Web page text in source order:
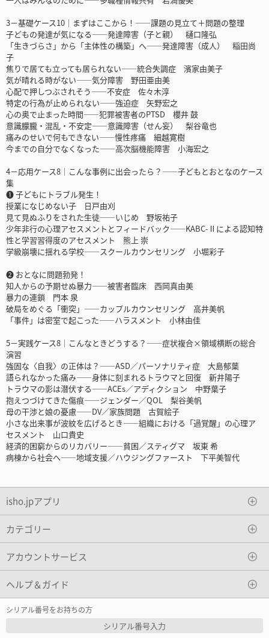
3－基礎ケース10｜まずはここから！――課題の見立て＋問題の整理
子どもの発達が気になる――発達障害（子と親） 樋口隆弘
「生きづらさ」から「主体性の構築」へ――発達障害（成人） 稲田尚
子
焦りで居ても立っても居られない――統合失調症 濱家由美子
気が晴れる時がない――気分障害 野田亜由美
心配で押しつぶされそう――不安症 佐々木淳
特定の行為が止められない――強迫症 矢野宏之
心の奥で止まった時間――犯罪被害者のPTSD 櫻井 鼓
意識朦朧・混乱・不安定――意識障害（せん妄） 梨谷竜也
痛みのせいで何もできない――慢性疼痛 細越寛樹
今までの自分でなくなった――高次脳機能障害 小海宏之
4－応用ケース8｜こんな事例に出会ったら？――子どもとおとなのケース
集
❶ 子どもにトラブル発生！
授業になじめない子 日戸由刈
見て見ぬふりをされた生徒――いじめ 野坂祐子
少年非行の心理アセスメントとフィードバック――KABC-Ⅱによる認知特
性と学習習得度のアセスメント 熊上 崇
学級崩壊に揺れる学校――スクールカウンセリング 小堀彩子
❷ おとなに問題勃発！
知人からの予期せぬ暴力――被害者臨床 西岡真由美
暴力の連鎖 門本 泉
破局をめぐる「衝突」――カップルカウンセリング 高井美帆
「事件」は密室で起こった――ハラスメント 小林由佳
5－実践ケース8｜こんなときどうする？――症状複合×領域横断の総合
演習
強固な〈自我〉の正体は？――ASD／パーソナリティ症 大島郁葉
語られなかった痛み――身体に刻まれるトラウマと回復 新井陽子
トラウマの影は潜伏する――ACEs／アディクション 中野葉子
抱えつづけてきた傷痕――ジェンダー／QOL 梨谷美帆
母の干渉と娘の憂慮――DV／家族問題 古賀絵子
小さな出来事が波紋を広げるとき――組織における「過覚醒」の心理ア
セスメント 山口貴史
経済的困窮からのリカバリー――貧困／スティグマ 坂東 希
病棟から社会へ――地域支援／ハウジングファースト 下平美智代
isho.jpアプリ
カテゴリー
アカウントサービス
ヘルプ＆ガイド
シリアル番号をお持ちの方
シリアル番号入力